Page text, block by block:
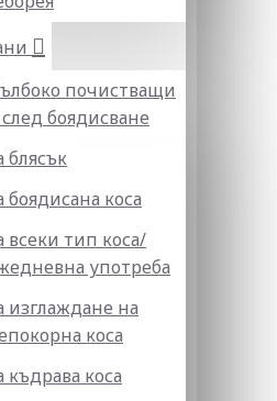
почистващи
боядисване
блясък
боядисана коса
всеки тип коса/
употреба
изглаждане на
коса
къдрава коса